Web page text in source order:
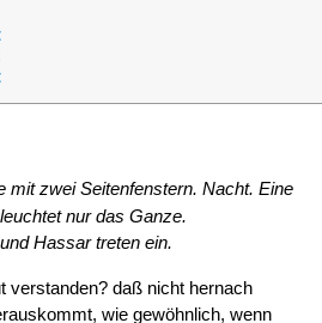
mit zwei Seitenfenstern. Nacht. Eine
nur das Ganze.
Hassar treten ein.
verstanden? daß nicht hernach
wie gewöhnlich, wenn